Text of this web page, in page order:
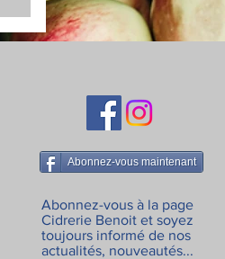
Abonnez-vous maintenant
Abonnez-vous à la page
Cidrerie Benoit et soyez
toujours informé de nos
actualités, nouveautés...